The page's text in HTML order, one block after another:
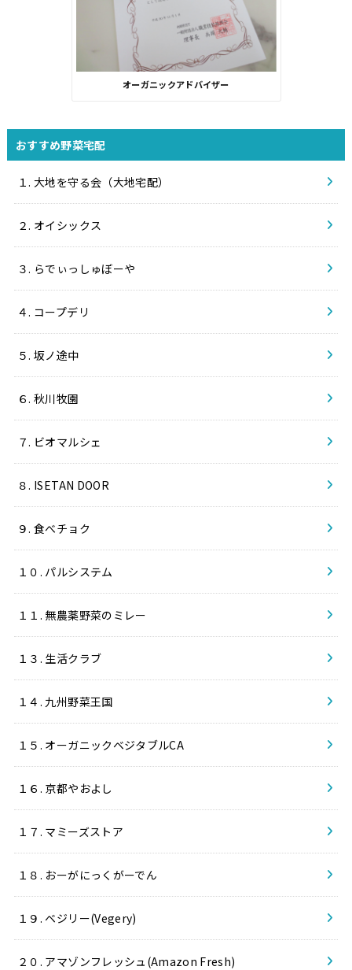
オーガニックアドバイザー
おすすめ野菜宅配
１. 大地を守る会（大地宅配）
２. オイシックス
３. らでぃっしゅぼーや
４. コープデリ
５. 坂ノ途中
６. 秋川牧園
７. ビオマルシェ
８. ISETAN DOOR
９. 食べチョク
１０. パルシステム
１１. 無農薬野菜のミレー
１３. 生活クラブ
１４. 九州野菜王国
１５. オーガニックベジタブルCA
１６. 京都やおよし
１７. マミーズストア
１８. おーがにっくがーでん
１９. ベジリー(Vegery)
２０. アマゾンフレッシュ(Amazon Fresh)